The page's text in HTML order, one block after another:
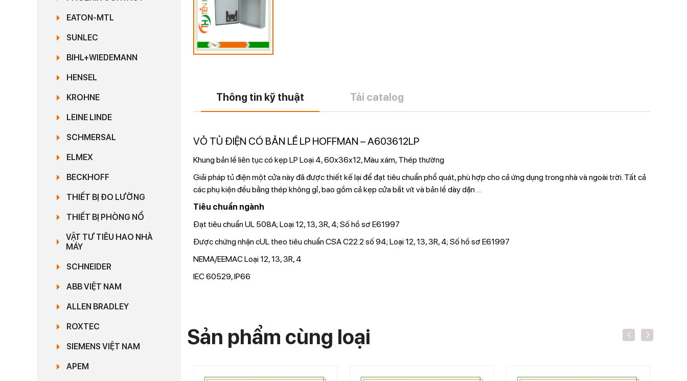
EATON-MTL
SUNLEC
BIHL+WIEDEMANN
HENSEL
KROHNE
LEINE LINDE
SCHMERSAL
ELMEX
BECKHOFF
THIẾT BỊ ĐO LƯỜNG
THIẾT BỊ PHÒNG NỔ
VẬT TƯ TIÊU HAO NHÀ
MÁY
SCHNEIDER
ABB VIỆT NAM
ALLEN BRADLEY
ROXTEC
SIEMENS VIỆT NAM
APEM
Thông tin kỹ thuật Tải catalog
VỎ TỦ ĐIỆN CÓ BẢN LỀ LP HOFFMAN – A603612LP
Khung bản lề liên tục có kẹp LP Loại 4, 60x36x12, Màu xám, Thép thường
Giải pháp tủ điện một cửa này đã được thiết kế lại để đạt tiêu chuẩn phổ quát, phù hợp cho cả ứng dụng trong nhà và ngoài trời. Tất cả
các phụ kiện đều bằng thép không gỉ, bao gồm cả kẹp cửa bắt vít và bản lề dày dặn
Tiêu chuẩn ngành
Đạt tiêu chuẩn UL 508A; Loại 12, 13, 3R, 4; Số hồ sơ E61997
Được chứng nhận cUL theo tiêu chuẩn CSA C22.2 số 94; Loại 12, 13, 3R, 4; Số hồ sơ E61997
NEMA/EEMAC Loại 12, 13, 3R, 4
IEC 60529, IP66
Sản phẩm cùng loại